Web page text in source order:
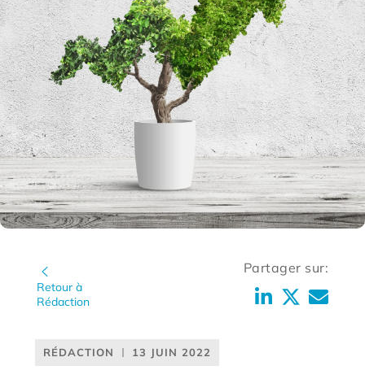
Retour à
Rédaction
Partager sur:
RÉDACTION 13 JUIN 2022